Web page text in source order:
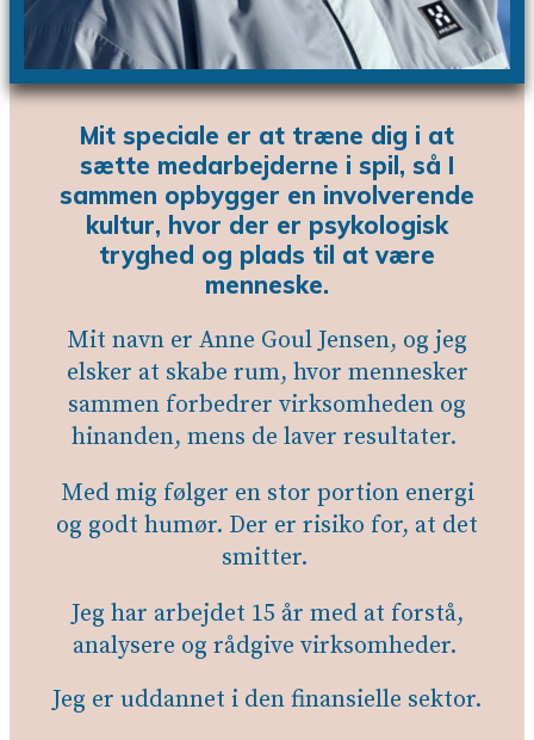
Mit speciale er at træne dig i at
sætte medarbejderne i spil, så I
sammen opbygger en involverende
kultur, hvor der er psykologisk
tryghed og plads til at være
menneske.
Mit navn er Anne Goul Jensen, og jeg
elsker at skabe rum, hvor mennesker
sammen forbedrer virksomheden og
hinanden, mens de laver resultater.
Med mig følger en stor portion energi
og godt humør. Der er risiko for, at det
smitter.
Jeg har arbejdet 15 år med at forstå,
analysere og rådgive virksomheder.
Jeg er uddannet i den finansielle sektor.